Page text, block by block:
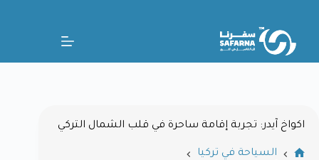
اكواخ آيدر: تجربة إقامة ساحرة في قلب الشمال التركي
السياحة في تركيا